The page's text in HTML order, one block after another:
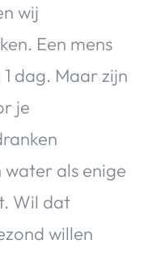
wij
Een mens
dag. Maar zijn
je
water als enige
Wil dat
willen